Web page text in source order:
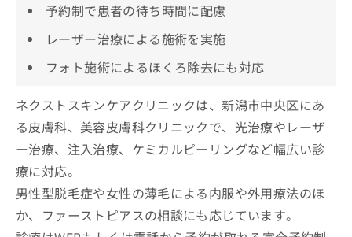
予約制で患者の待ち時間に配慮
レーザー治療による施術を実施
フォト施術によるほくろ除去にも対応
ネクストスキンケアクリニックは、新潟市中央区にあ
る皮膚科、美容皮膚科クリニックで、光治療やレーザ
ー治療、注入治療、ケミカルピーリングなど幅広い診
療に対応。
男性型脱毛症や女性の薄毛による内服や外用療法のほ
か、ファーストピアスの相談にも応じています。